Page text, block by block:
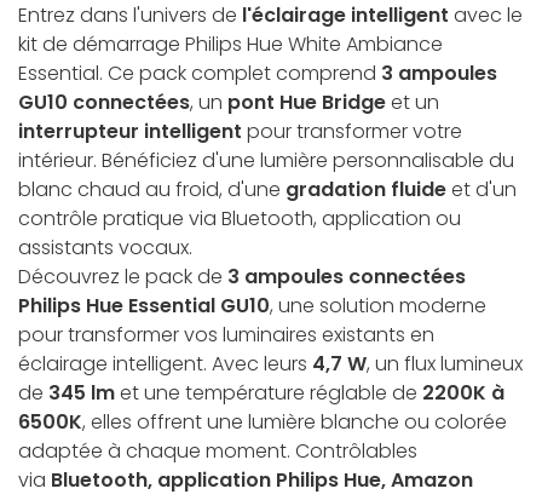
Entrez dans l'univers de l'éclairage intelligent avec le
kit de démarrage Philips Hue White Ambiance
Essential. Ce pack complet comprend 3 ampoules
GU10 connectées, un pont Hue Bridgeet un
interrupteur intelligent pour transformer votre
intérieur. Bénéficiez d'une lumière personnalisable du
blanc chaud au froid, d'une gradation fluideet d'un
contrôle pratique via Bluetooth, application ou
assistants vocaux.
Découvrez le pack de 3 ampoules connectées
Philips Hue Essential GU10, une solution moderne
pour transformer vos luminaires existants en
éclairage intelligent. Avec leurs 4,7 W, un flux lumineux
de 345 lmet une température réglable de 2200K à
6500K, elles offrent une lumière blanche ou colorée
adaptée à chaque moment. Contrôlables
via Bluetooth, application Philips Hue, Amazon